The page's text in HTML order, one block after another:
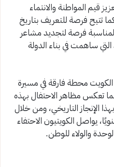
قيم المواطنة والانتماء
تتيح فرصة للتعريف بتاريخ
فرصة لتجديد مشاعر
ساهمت في بناء الدولة
الكويت محطة فارقة في مسيرة
تعكس مظاهر الاحتفال بهذه
الإنجاز التاريخي، ومن خلال
يواصل الكويتيون الاحتفاء
والولاء للوطن.